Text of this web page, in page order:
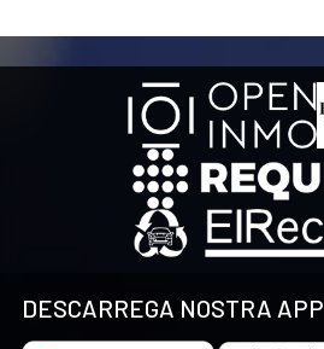
DESCARREGA NOSTRA APP